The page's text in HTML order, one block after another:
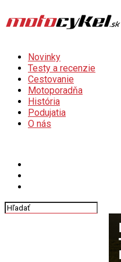
Novinky
Testy a recenzie
Cestovanie
Motoporadňa
História
Podujatia
O nás